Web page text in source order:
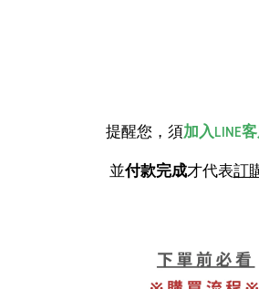
提醒您，須加入LINE
並付款完成才代表訂